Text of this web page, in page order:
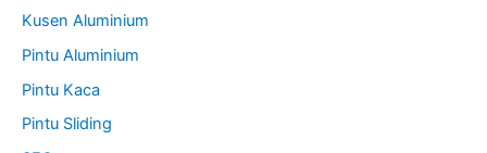
Kusen Aluminium
Pintu Aluminium
Pintu Kaca
Pintu Sliding